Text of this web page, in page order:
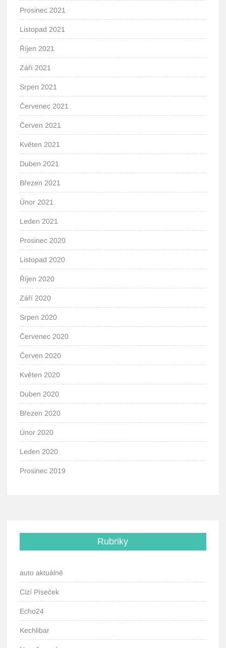
Prosinec 2021
Listopad 2021
Říjen 2021
Září 2021
Srpen 2021
Červenec 2021
Červen 2021
Květen 2021
Duben 2021
Březen 2021
Únor 2021
Leden 2021
Prosinec 2020
Listopad 2020
Říjen 2020
Září 2020
Srpen 2020
Červenec 2020
Červen 2020
Květen 2020
Duben 2020
Březen 2020
Únor 2020
Leden 2020
Prosinec 2019
Rubriky
auto aktuálně
Cizí Píseček
Echo24
Kechlibar